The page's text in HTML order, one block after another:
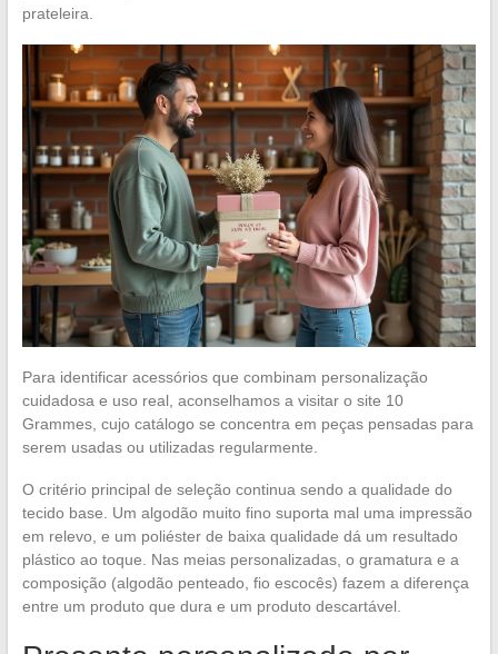
prateleira.
Para identificar acessórios que combinam personalização
cuidadosa e uso real, aconselhamos a visitar o site 10
Grammes, cujo catálogo se concentra em peças pensadas para
serem usadas ou utilizadas regularmente.
O critério principal de seleção continua sendo a qualidade do
tecido base. Um algodão muito fino suporta mal uma impressão
em relevo, e um poliéster de baixa qualidade dá um resultado
plástico ao toque. Nas meias personalizadas, o gramatura e a
composição (algodão penteado, fio escocês) fazem a diferença
entre um produto que dura e um produto descartável.